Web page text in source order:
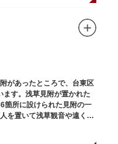
があったところで、台東区
ます。浅草見附が置かれた
箇所に設けられた見附の一
を置いて浅草観音や遠くは